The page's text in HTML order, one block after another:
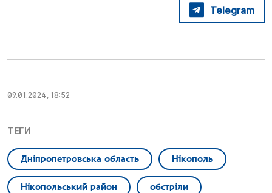
Telegram
09.01.2024, 18:52
ТЕГИ
Дніпропетровська область Нікополь
Нікопольський район обстріли